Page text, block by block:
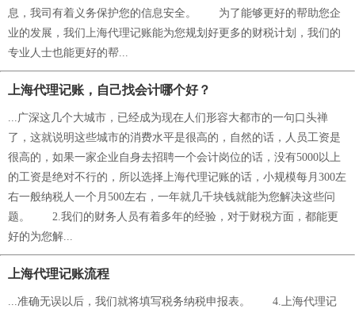
息，我司有着义务保护您的信息安全。 为了能够更好的帮助您企
业的发展，我们上海代理记账能为您规划好更多的财税计划，我们的
专业人士也能更好的帮...
上海代理记账，自己找会计哪个好？
...广深这几个大城市，已经成为现在人们形容大都市的一句口头禅
了，这就说明这些城市的消费水平是很高的，自然的话，人员工资是
很高的，如果一家企业自身去招聘一个会计岗位的话，没有5000以上
的工资是绝对不行的，所以选择上海代理记账的话，小规模每月300左
右一般纳税人一个月500左右，一年就几千块钱就能为您解决这些问
题。 2.我们的财务人员有着多年的经验，对于财税方面，都能更
好的为您解...
上海代理记账流程
...准确无误以后，我们就将填写税务纳税申报表。 4.上海代理记